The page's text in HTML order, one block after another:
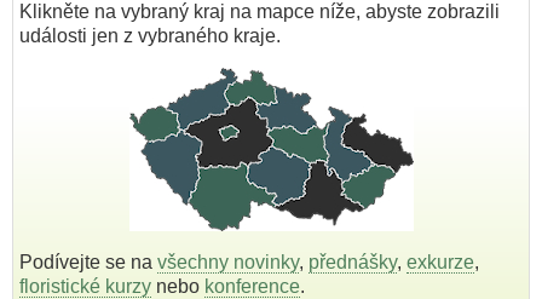
Klikněte na vybraný kraj na mapce níže, abyste zobrazili
události jen z vybraného kraje.
Podívejte se na všechny novinky, přednášky, exkurze,
floristické kurzy nebo konference.